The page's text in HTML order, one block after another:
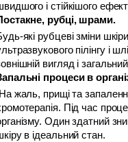
і стійкішого
рубці, шрами.
які рубцеві зміни
пілінгу і
вигляд і
процеси в
Під час
Один здатний
в ідеальний стан.